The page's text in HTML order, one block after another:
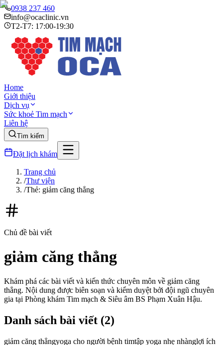
0938 237 460
info@ocaclinic.vn
T2-T7: 17:00-19:30
Home
Giới thiệu
Dịch vụ
Sức khoẻ Tim mạch
Liên hệ
Tìm kiếm
Đặt lịch khám
Trang chủ
/Thư viện
/Thẻ: giảm căng thẳng
Chủ đề bài viết
giảm căng thẳng
Khám phá các bài viết và kiến thức chuyên môn về giảm căng
thẳng. Nội dung được biên soạn và kiểm duyệt bởi đội ngũ chuyên
gia tại Phòng khám Tim mạch & Siêu âm BS Phạm Xuân Hậu.
Danh sách bài viết (2)
giảm căng thẳngyoga cho người bệnh timtập yoga nhẹ nhànglợi ích